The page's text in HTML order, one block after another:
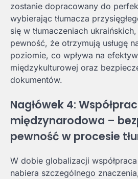
zostanie dopracowany do
wybierając tłumacza
się w tłumaczeniach
pewność, że otrzymują usługę
poziomie, co wpływa na
międzykulturowej oraz
dokumentów.
Nagłówek 4:
międzynarodowa –
pewność w procesie
W dobie globalizacji
nabiera szczególnego